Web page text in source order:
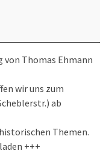
Thomas Ehmann
wir uns zum
ab
Themen.
+++